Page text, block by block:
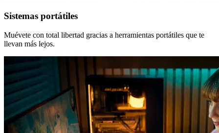
Sistemas portátiles
Muévete con total libertad gracias a herramientas portátiles que te
llevan más lejos.